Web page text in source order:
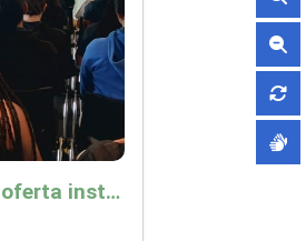
ICA Risaralda acercó su oferta institucional a productores y emprendedores en Expocamello